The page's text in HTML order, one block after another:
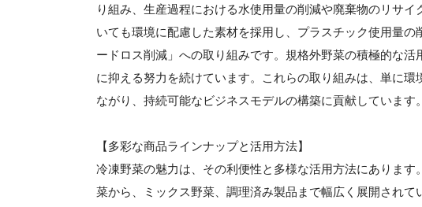
り組み、生産過程における水使用量の削減や廃棄物のリサ
いても環境に配慮した素材を採用し、プラスチック使用量
ードロス削減」への取り組みです。規格外野菜の積極的な
に抑える努力を続けています。これらの取り組みは、単に
ながり、持続可能なビジネスモデルの構築に貢献しています。
【多彩な商品ラインナップと活用方法】
冷凍野菜の魅力は、その利便性と多様な活用方法にありま
菜から、ミックス野菜、調理済み製品まで幅広く展開され